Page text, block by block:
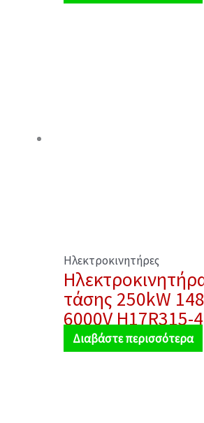
Ηλεκτροκινητήρες
τάσης 250kW
6000V H17R315-4
Διαβάστε περισσότερα